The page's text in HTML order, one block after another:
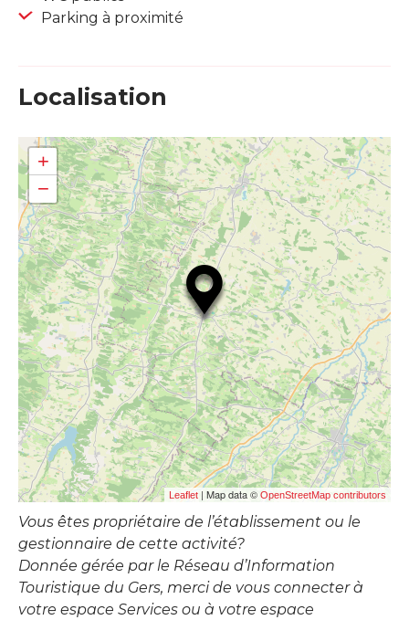
Parking à proximité
Localisation
+
−
Leaflet | Map data © OpenStreetMap contributors
Vous êtes propriétaire de l’établissement ou le
gestionnaire de cette activité?
Donnée gérée par le Réseau d’Information
Touristique du Gers, merci de vous connecter à
votre espace Services ou à votre espace